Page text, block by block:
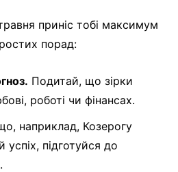
приніс тобі максимум
порад:
Подитай, що зірки
роботі чи фінансах.
наприклад, Козерогу
успіх, підготуйся до